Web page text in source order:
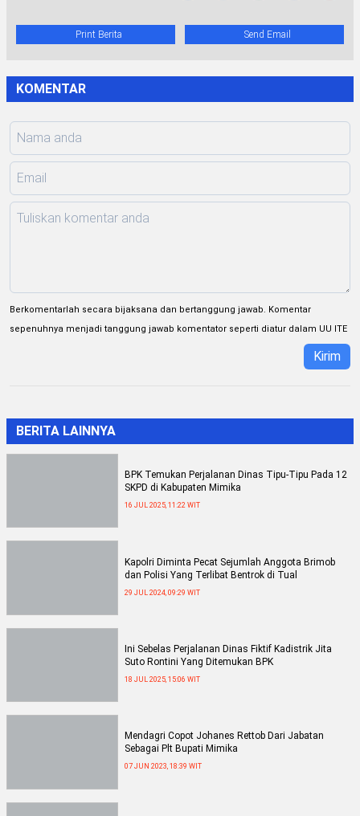
Print Berita Send Email
KOMENTAR
Berkomentarlah secara bijaksana dan bertanggung jawab. Komentar
sepenuhnya menjadi tanggung jawab komentator seperti diatur dalam UU ITE
Kirim
BERITA LAINNYA
BPK Temukan Perjalanan Dinas Tipu-Tipu Pada 12
SKPD di Kabupaten Mimika
16 JUL 2025, 11:22 WIT
Kapolri Diminta Pecat Sejumlah Anggota Brimob
dan Polisi Yang Terlibat Bentrok di Tual
29 JUL 2024, 09:29 WIT
Ini Sebelas Perjalanan Dinas Fiktif Kadistrik Jita
Suto Rontini Yang Ditemukan BPK
18 JUL 2025, 15:06 WIT
Mendagri Copot Johanes Rettob Dari Jabatan
Sebagai Plt Bupati Mimika
07 JUN 2023, 18:39 WIT